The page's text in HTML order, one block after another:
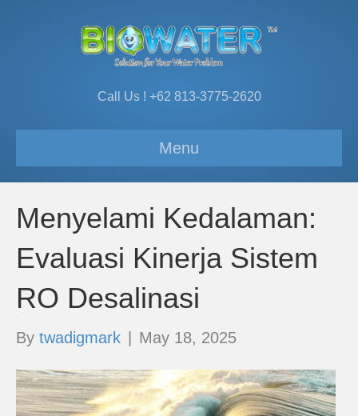
Call Us ! +62 813-3775-2620
Menu
Menyelami Kedalaman:
Evaluasi Kinerja Sistem
RO Desalinasi
By twadigmark May 18, 2025